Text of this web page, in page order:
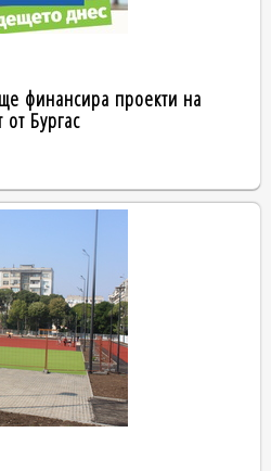
финансира проекти на
Бургас